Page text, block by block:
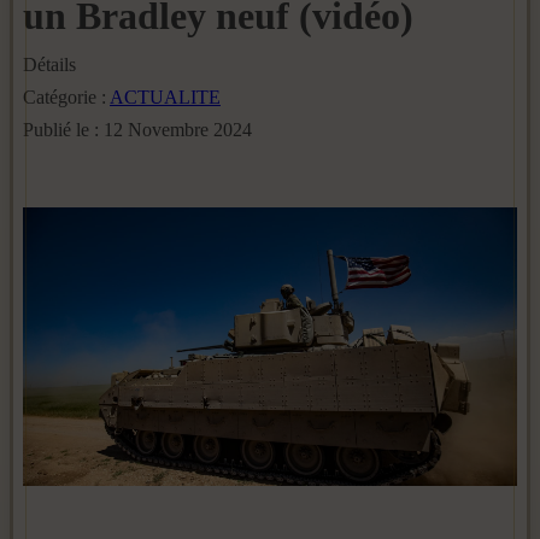
un Bradley neuf (vidéo)
Détails
Catégorie : ACTUALITE
Publié le : 12 Novembre 2024